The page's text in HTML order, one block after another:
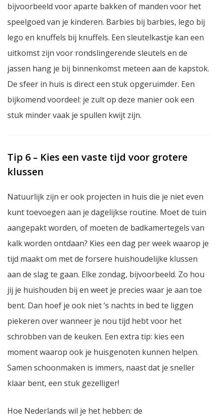
bijvoorbeeld voor aparte bakken of manden voor het
speelgoed van je kinderen. Barbies bij barbies, lego bij
lego en knuffels bij knuffels. Een sleutelkastje kan een
uitkomst zijn voor rondslingerende sleutels en de
jassen hang je bij binnenkomst meteen aan de kapstok.
De sfeer in huis is direct een stuk opgeruimder. Een
bijkomend voordeel: je zult op deze manier ook een
stuk minder vaak je spullen kwijt zijn.
Tip 6 – Kies een vaste tijd voor grotere
klussen
Natuurlijk zijn er ook projecten in huis die je niet even
kunt toevoegen aan je dagelijkse routine. Moet de tuin
aangepakt worden, of moeten de badkamertegels van
kalk worden ontdaan? Kies een dag per week waarop je
tijd maakt om met de forsere huishoudelijke klussen
aan de slag te gaan. Elke zondag, bijvoorbeeld. Zo hou
jij je huishouden bij en weet je precies waar je aan toe
bent. Dan hoef je ook niet ’s nachts in bed te liggen
piekeren over wanneer je nou tijd hebt voor het
schrobben van de keuken. Een extra tip: kies een
moment waarop ook je huisgenoten kunnen helpen.
Samen schoonmaken is immers, naast dat je sneller
klaar bent, een stuk gezelliger!
Hoe Nederlands wil je het hebben: de